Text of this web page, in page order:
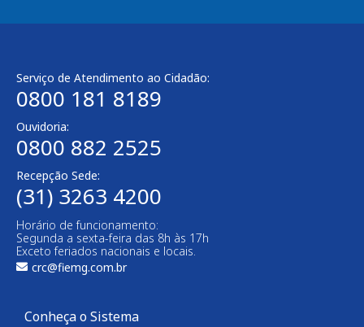
Serviço de Atendimento ao Cidadão:
0800 181 8189
Ouvidoria:
0800 882 2525​
Recepção Sede:
(31) 3263 4200
Horário de funcionamento:
Segunda a sexta-feira das 8h às 17h
Exceto feriados nacionais e locais.
crc@fiemg.com.br
Conheça o Sistema